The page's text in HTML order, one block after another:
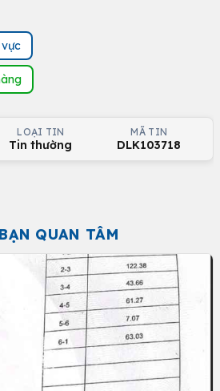
LOẠI TIN
Tin thường
MÃ TIN
DLK103718
QUAN TÂM